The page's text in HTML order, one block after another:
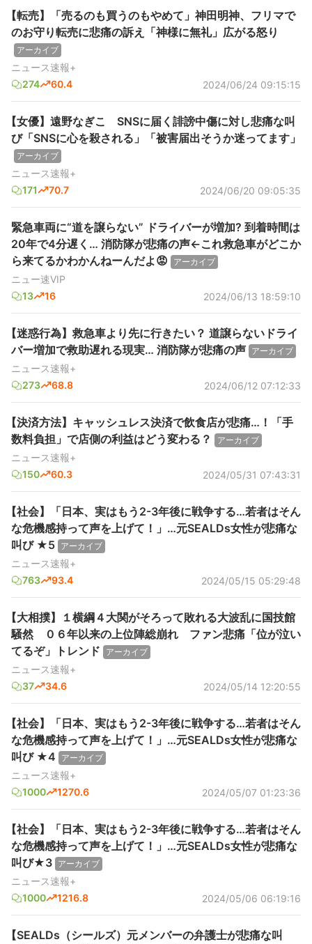
【転売】「売るのも買うのもやめて」神田明神、フリマで
のお守り転売に悲痛の訴え「神様に無礼」広がる怒り
アーカイブ
ニュース速報+
274
60.4 2024/06/24 09:15:15
【女優】遠野なぎこ SNSに届く誹謗中傷に対し悲痛な叫
び「SNSに心を殺される」「被害届出そうか迷ってます」
アーカイブ
ニュース速報+
171
70.7 2024/06/20 09:05:35
緊急車両に“道を譲らない” ドライバーが増加? 到着時間は
20年で4分遅く… 消防隊が悲痛の声←これ救急車がどこか
ら来てるかわかんねーんだよ😡
アーカイブ
ニュー速VIP
13
16 2024/06/13 18:59:10
【迷惑行為】救急車より先に行きたい？ 道譲らないドライ
バー増加で救助遅れる現実… 消防隊が悲痛の声 アーカイブ
ニュース速報+
273
68.8 2024/06/12 07:12:33
【決済方法】キャッシュレス決済で飲食店が悲痛…！「手
数料負担」で店側の利益はどう変わる？
アーカイブ
ニュース速報+
150
60.3 2024/05/31 07:43:31
【社会】「日本、実はもう2-3年後に戦争する…若者はそん
な危機感持って声を上げて！」…元SEALDs女性が悲痛な
叫び ★5 アーカイブ
ニュース速報+
763
93.4 2024/05/15 05:29:48
【大相撲】１横綱４大関がそろって敗れる大波乱に国技館
騒然 ０６年以来の上位陣総崩れ ファン悲痛「位が泣い
てるぞ」トレンド
アーカイブ
ニュース速報+
37
34.6 2024/05/14 12:20:55
【社会】「日本、実はもう2-3年後に戦争する…若者はそん
な危機感持って声を上げて！」…元SEALDs女性が悲痛な
叫び ★4
アーカイブ
ニュース速報+
1000
1270.6 2024/05/07 01:23:36
【社会】「日本、実はもう2-3年後に戦争する…若者はそん
な危機感持って声を上げて！」…元SEALDs女性が悲痛な
叫び★3 アーカイブ
ニュース速報+
1000
1216.8 2024/05/06 06:19:16
【SEALDs（シールズ）元メンバーの弁護士が悲痛な叫